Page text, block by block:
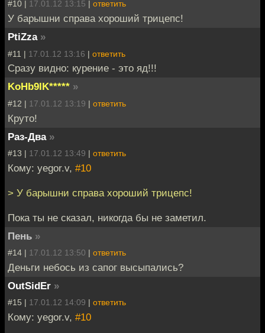
#10 | 17.01.12 13:15 | ответить
У барышни справа хороший трицепс!
PtiZza »
#11 | 17.01.12 13:16 | ответить
Сразу видно: курение - это яд!!!
KoHb9IK***** »
#12 | 17.01.12 13:19 | ответить
Круто!
Раз-Два »
#13 | 17.01.12 13:49 | ответить
Кому: yegor.v, #10
> У барышни справа хороший трицепс!
Пока ты не сказал, никогда бы не заметил.
Пень »
#14 | 17.01.12 13:50 | ответить
Деньги небось из сапог высыпались?
OutSidEr »
#15 | 17.01.12 14:09 | ответить
Кому: yegor.v, #10